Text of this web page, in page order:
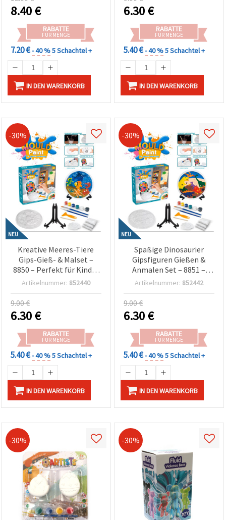
8.40€
RABATTE
FÜR MENGE
7.20 €- 40 %5 Schachtel +
IN DEN WARENKORB
6.30€
RABATTE
FÜR MENGE
5.40 €- 40 %5 Schachtel +
IN DEN WARENKORB
-30%
NEU
Kreative Meeres-Tiere
Gips-Gieß- & Malset –
8850 – Perfekt für Kinder
Bastelset, Kreativspaß &
Artikelnummer: 852440
9.00 €
6.30€
RABATTE
FÜR MENGE
5.40 €- 40 %5 Schachtel +
IN DEN WARENKORB
-30%
NEU
Spaßige Dinosaurier
Gipsfiguren Gießen &
Anmalen Set – 8851 –
Perfekt für Kinder
Artikelnummer: 852442
9.00 €
6.30€
RABATTE
FÜR MENGE
5.40 €- 40 %5 Schachtel +
IN DEN WARENKORB
-30% -30%